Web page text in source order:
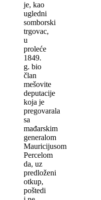
je, kao
ugledni
somborski
trgovac,
u
proleće
1849.
g. bio
član
mešovite
deputacije
koja je
pregovarala
sa
mađarskim
generalom
Mauricijusom
Percelom
da, uz
predloženi
otkup,
poštedi